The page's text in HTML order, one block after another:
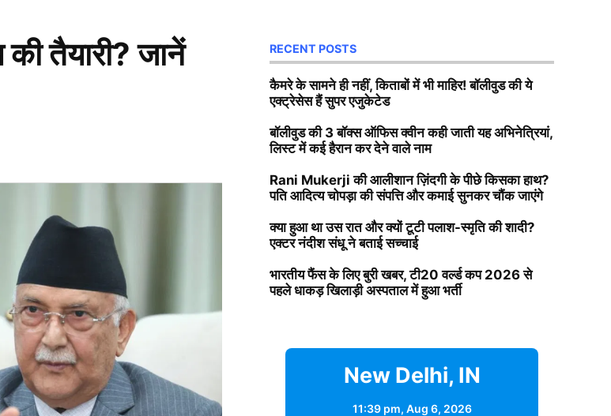
तैयारी? जानें
RECENT POSTS
कैमरे के सामने ही नहीं, किताबों में भी माहिर! बॉलीवुड की ये
एक्ट्रेसेस हैं सुपर एजुकेटेड
बॉलीवुड की 3 बॉक्स ऑफिस क्वीन कही जाती यह अभिनेत्रियां,
लिस्ट में कई हैरान कर देने वाले नाम
Rani Mukerji की आलीशान ज़िंदगी के पीछे किसका हाथ?
पति आदित्य चोपड़ा की संपत्ति और कमाई सुनकर चौंक जाएंगे
क्या हुआ था उस रात और क्यों टूटी पलाश-स्मृति की शादी?
एक्टर नंदीश संधू ने बताई सच्चाई
भारतीय फैंस के लिए बुरी खबर, टी20 वर्ल्ड कप 2026 से
पहले धाकड़ खिलाड़ी अस्पताल में हुआ भर्ती
New Delhi, IN
11:39 pm, Aug 6, 2026